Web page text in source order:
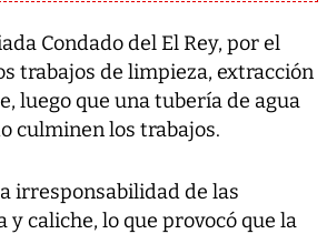
Condado del El Rey, por el
trabajos de limpieza, extracción
luego que una tubería de agua
culminen los trabajos.
irresponsabilidad de las
caliche, lo que provocó que la